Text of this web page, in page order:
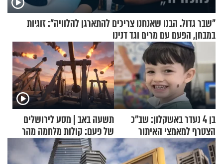
"שבר גדול. הבנו שאנחנו צריכים להתארגן להלוויה": זוגיות
במבחן, הפעם עם מרים וגד דנינו
בן 4 נעדר באשקלון: שב"כ
הצטרף למאמצי האיתור
תשעה באב | מסע לירושלים
של פעם: קולות מלחמה מהר
הזיתים